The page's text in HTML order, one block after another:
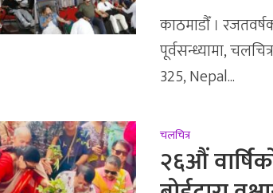
काठमाडौँ ।
पूर्वसन्ध्यामा,
325, Nepal...
चलचित्र
२६औं